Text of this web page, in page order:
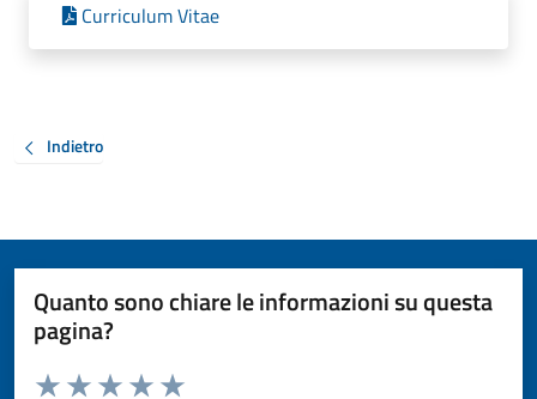
Curriculum Vitae
Indietro
Quanto sono chiare le informazioni su questa
pagina?
Valuta da 1 a 5 stelle la pagina